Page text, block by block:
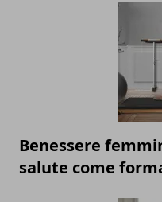
Benessere
salute come